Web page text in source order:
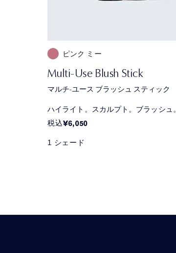
ピンク ミー
Multi-Use Blush Stick
マルチ-ユース ブラッシュ スティック
ハイライト。スカルプト。ブラッシュ。
税込¥6,050
1 シェード